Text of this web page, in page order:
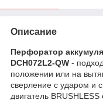
Описание
Перфоратор
DCH072L2-QW -
положении или на
сверление с ударом и
двигатель